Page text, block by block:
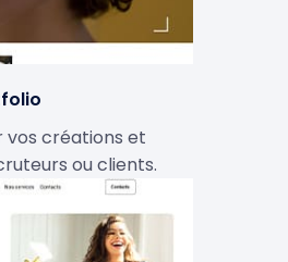
vos créations et
ou clients.